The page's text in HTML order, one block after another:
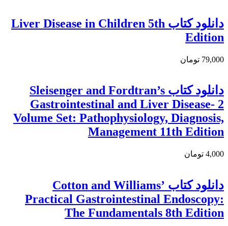
دانلود کتاب Liver Disease in Children 5th
Edition
79,000 تومان
دانلود کتاب Sleisenger and Fordtran’s
Gastrointestinal and Liver Disease- 2
Volume Set: Pathophysiology, Diagnosis,
Management 11th Edition
4,000 تومان
دانلود کتاب Cotton and Williams’
Practical Gastrointestinal Endoscopy:
The Fundamentals 8th Edition